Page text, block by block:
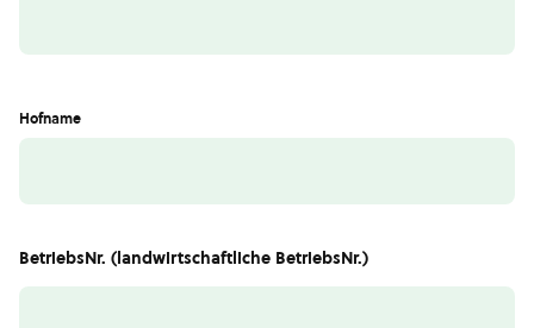
Hofname
BetriebsNr. (landwirtschaftliche BetriebsNr.)